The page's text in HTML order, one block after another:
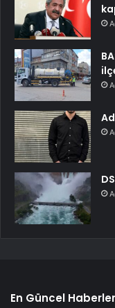
En Güncel Haberler